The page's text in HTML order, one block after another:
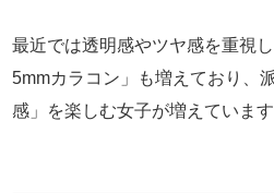
最近では透明感やツヤ感を重視
5mmカラコン」も増えており、
感」を楽しむ女子が増えています